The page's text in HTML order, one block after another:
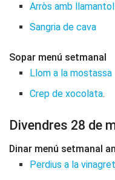
Arròs amb llamantol
Sangria de cava
Sopar menú setmanal
Llom a la mostassa
Crep de xocolata.
Divendres 28 de
Dinar menú setmanal
Perdius a la